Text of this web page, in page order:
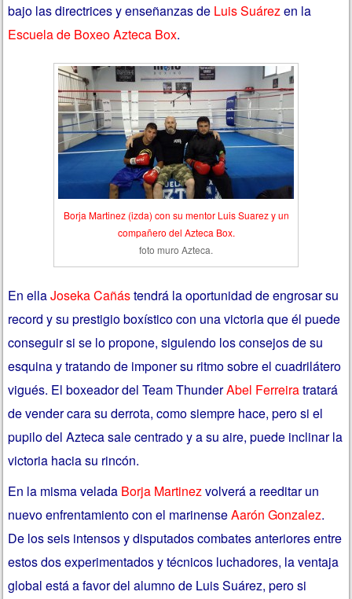
bajo las directrices y enseñanzas de Luis Suárezen la
Escuela de Boxeo Azteca Box.
Borja Martinez (izda) con su mentor Luis Suarez y un
compañero del Azteca Box.
foto muro Azteca.
En ellaJoseka Cañástendrá la oportunidad de engrosar su
record y su prestigio boxístico con una victoria que él puede
conseguir si se lo propone, siguiendo los consejos de su
esquina y tratando de imponer su ritmo sobre el cuadrilátero
vigués. El boxeador del Team ThunderAbel Ferreiratratará
de vender cara su derrota, como siempre hace, pero si el
pupilo del Azteca sale centrado y a su aire, puede inclinar la
victoria hacia su rincón.
En la misma velada Borja Martinezvolverá a reeditar un
nuevo enfrentamiento con el marinenseAarón Gonzalez.
De los seis intensos y disputados combates anteriores entre
estos dos experimentados y técnicos luchadores, la ventaja
global está a favor del alumno de Luis Suárez, pero si